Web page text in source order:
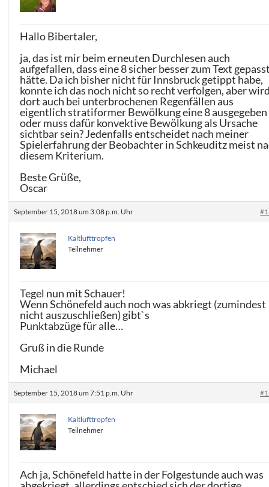
Hallo Bibertaler,
ja, das ist mir beim erneuten Durchlesen auch
aufgefallen, dass eine 8 sicher besser zum Text
hätte. Da ich bisher nicht für Innsbruck getippt habe,
konnte ich das noch nicht so recht verfolgen, aber
dort auch bei unterbrochenen Regenfällen aus
eigentlich stratiformer Bewölkung eine 8 ausgegeben
oder muss dafür konvektive Bewölkung als Ursache
sichtbar sein? Jedenfalls entscheidet nach meiner
Spielerfahrung der Beobachter in Schkeuditz meist
diesem Kriterium.
Beste Grüße,
Oscar
September 15, 2018 um 3:08 p.m. Uhr
Kaltlufttropfen
Teilnehmer
Tegel nun mit Schauer!
Wenn Schönefeld auch noch was abkriegt (zumindest
nicht auszuschließen) gibt`s
Punktabzüge für alle…
Gruß in die Runde
Michael
September 15, 2018 um 7:51 p.m. Uhr
Kaltlufttropfen
Teilnehmer
Ach ja, Schönefeld hatte in der Folgestunde auch was